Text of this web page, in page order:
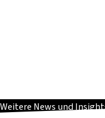
Weitere News und